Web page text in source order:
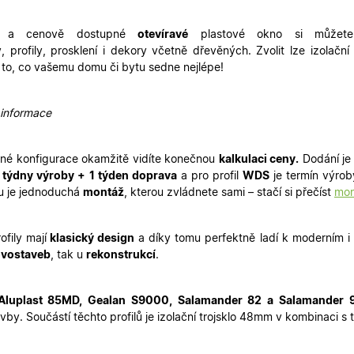
a cenově dostupnéotevíravé plastové okno si
, profily, prosklení i dekoryvčetně dřevěných. Zvolit lze izolační
co vašemu domu či bytu sedne nejlépe!
konfigurace okamžitě vidíte konečnou kalkulaci ceny. Dodání
týdny výroby + 1 týden dopravaa pro profilWDS je termín
je jednoduchá montáž, kterou zvládnete sami – stačí si přečíst
mají klasický design a díky tomu perfektně ladí k moderním
, tak u rekonstrukcí.
85MD, Gealan S9000, Salamander 82 a Salamander
Součástí těchto profilů je izolační trojsklo 48mm v kombinaci s
oknadverenamiru.cz
týden
Tento soubor cookie slouží k zobrazení
zajišťuje konzistentní uživatelský zážitek.
Cloudflare Inc.
29
minut
Tento soubor cookie se používá k rozlišení mezi
je pro web přínosné, aby bylo možné podávat
CookieScript
týdny
.oknadverenamiru.cz 1 měsíc
Tento soubor cookie je nezbytný pro bezpečné
uživatele přihlášeného během návštěvy e-
.oknadverenamiru.cz 1 měsíc
Tento soubor cookie se používá k uložení
Zásadách ochrany osobních údajů společnosti Google